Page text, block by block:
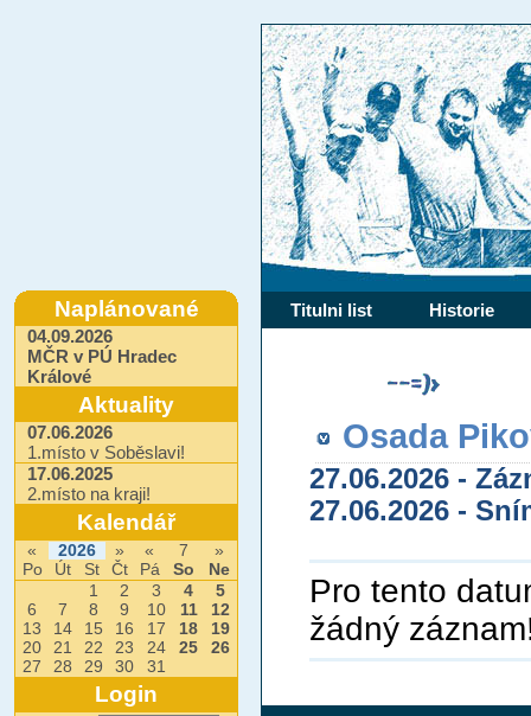
Naplánované
04.09.2026
MČR v PÚ Hradec
Králové
Aktuality
07.06.2026
1.místo v Soběslavi!
17.06.2025
2.místo na kraji!
Kalendář
« 2026 » « 7
»
Po
Út St Čt Pá So
Ne
1
2 3 4
5
6
7 8 9 10 11
12
13
14 15 16 17 18
19
20
21 22 23 24 25
26
27
28 29 30 31
Login
Titulni list Historie
Osada
27.06.2026 -
27.06.2026 -
Pro tento
žádný